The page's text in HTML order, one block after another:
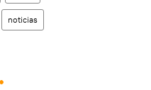
noticias